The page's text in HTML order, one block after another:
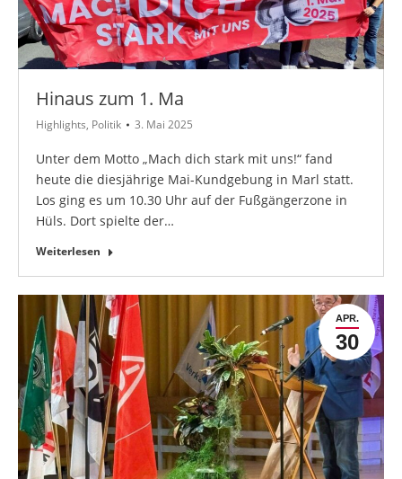
Hinaus zum 1. Ma
Highlights, Politik 3. Mai 2025
Unter dem Motto „Mach dich stark mit uns!“ fand
heute die diesjährige Mai-Kundgebung in Marl statt.
Los ging es um 10.30 Uhr auf der Fußgängerzone in
Hüls. Dort spielte der…
Weiterlesen
APR.
30